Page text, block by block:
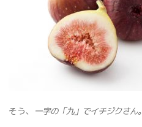
そう、
一字の「九」でイチジクさん。